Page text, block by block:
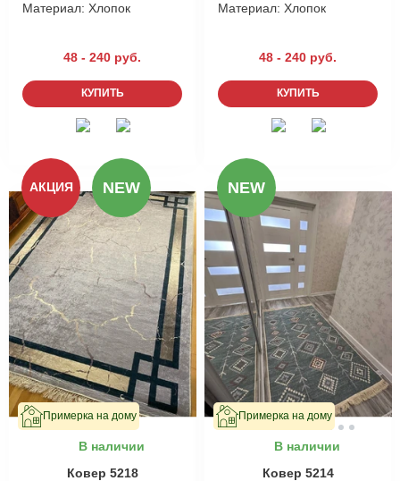
Материал: Хлопок
48 - 240 руб.
КУПИТЬ
Материал: Хлопок
48 - 240 руб.
КУПИТЬ
АКЦИЯ NEW
Примерка на дому
В наличии
Ковер 5218
NEW
Примерка на дому
В наличии
Ковер 5214